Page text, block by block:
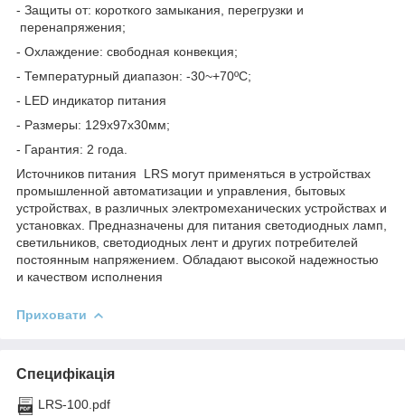
- Защиты от: короткого замыкания, перегрузки и
перенапряжения;
- Охлаждение: свободная конвекция;
- Температурный диапазон: -30~+70ºС;
- LED индикатор питания
- Размеры: 129х97х30мм;
- Гарантия: 2 года.
Источников питания LRS могут применяться в устройствах
промышленной автоматизации и управления, бытовых
устройствах, в различных электромеханических устройствах и
установках. Предназначены для питания светодиодных ламп,
светильников, светодиодных лент и других потребителей
постоянным напряжением. Обладают высокой надежностью
и качеством исполнения
Приховати
Специфікація
LRS-100.pdf